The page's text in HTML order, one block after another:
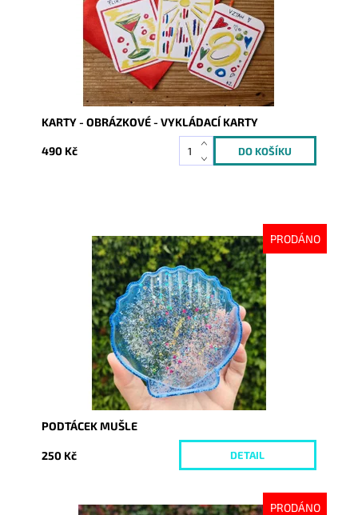
KARTY - OBRÁZKOVÉ - VYKLÁDACÍ KARTY
490 Kč
PRODÁNO
Dostupnost:
Vyprodáno
9043
PODTÁCEK MUŠLE
250 Kč DETAIL
PRODÁNO